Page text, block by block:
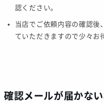
認ください。
当店でご依頼内容の確認後
ていただきますので少々お
確認メールが届かな